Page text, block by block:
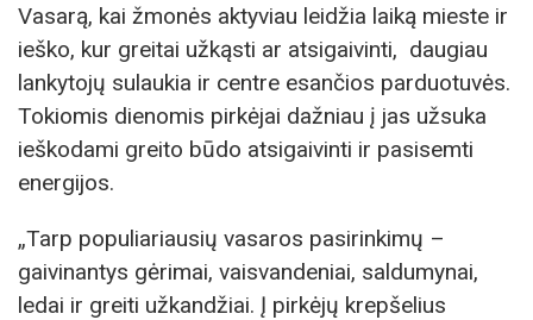
Vasarą, kai žmonės aktyviau leidžia laiką mieste ir
ieško, kur greitai užkąsti ar atsigaivinti, daugiau
lankytojų sulaukia ir centre esančios parduotuvės.
Tokiomis dienomis pirkėjai dažniau į jas užsuka
ieškodami greito būdo atsigaivinti ir pasisemti
energijos.
„Tarp populiariausių vasaros pasirinkimų –
gaivinantys gėrimai, vaisvandeniai, saldumynai,
ledai ir greiti užkandžiai. Į pirkėjų krepšelius